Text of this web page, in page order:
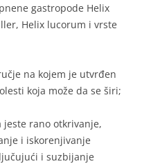
gastropode Helix
Helix lucorum i vrste
na kojem je utvrđen
koja može da se širi;
jeste rano otkrivanje,
i iskorenjivanje
i suzbijanje